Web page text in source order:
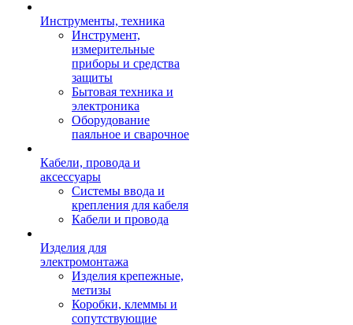
Инструменты, техника
Инструмент,
измерительные
приборы и средства
защиты
Бытовая техника и
электроника
Оборудование
паяльное и сварочное
Кабели, провода и
аксессуары
Системы ввода и
крепления для кабеля
Кабели и провода
Изделия для
электромонтажа
Изделия крепежные,
метизы
Коробки, клеммы и
сопутствующие